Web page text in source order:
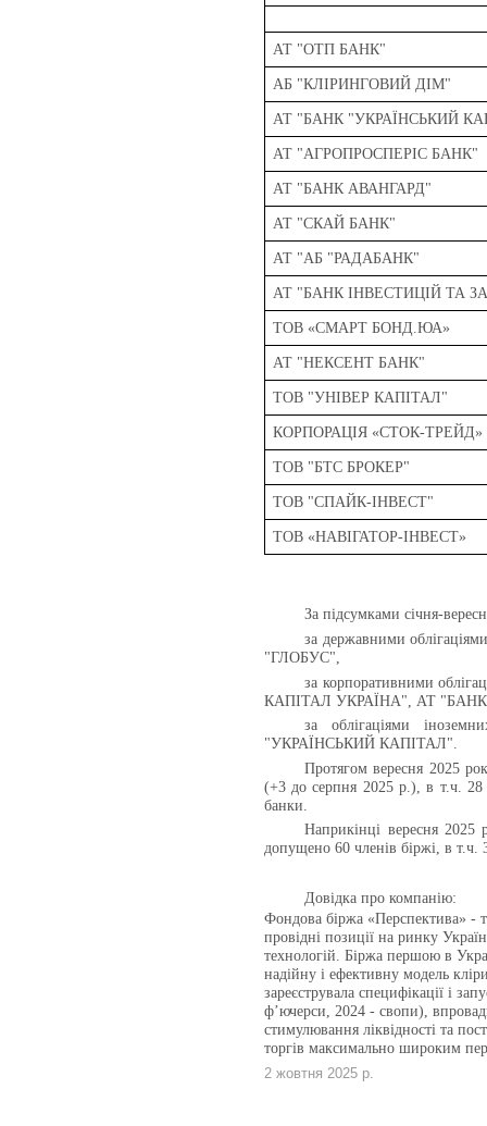
АТ "ОТП БАНК"
АБ "КЛІРИНГОВИЙ ДІМ"
АТ "БАНК "УКРАЇНСЬКИЙ
АТ "АГРОПРОСПЕРІС БАНК"
АТ "БАНК АВАНГАРД"
АТ "СКАЙ БАНК"
АТ "АБ "РАДАБАНК"
АТ "БАНК ІНВЕСТИЦІЙ ТА
ТОВ «СМАРТ БОНД.ЮА»
АТ "НЕКСЕНТ БАНК"
ТОВ "УНІВЕР КАПІТАЛ"
КОРПОРАЦІЯ «СТОК-ТРЕЙД»
ТОВ "БТС БРОКЕР"
ТОВ "СПАЙК-ІНВЕСТ"
ТОВ «НАВІГАТОР-ІНВЕСТ»
За підсумками січня-
за державними
"ГЛОБУС",
за корпоративними
КАПІТАЛ УКРАЇНА", АТ
за облігаціями
"УКРАЇНСЬКИЙ КАПІТАЛ".
Протягом вересня 2025
(+3 досерпня 2025 р ) , в т.ч.
банки.
Наприкінці вересня
допущено 60 членів біржі, в т.ч.
Довідка про компанію:
Фондова біржа «Перспектива» -
провідні позиції на ринку
технологій. Біржа першою в
надійну і ефективну модель
зареєструвала специфікації і
ф’ючерси, 2024 - свопи),
стимулювання ліквідності та
торгів максимально широким
2 жовтня 2025 р.